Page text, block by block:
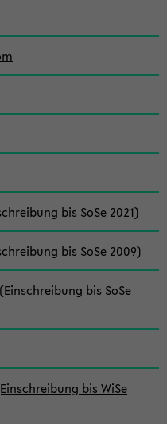
bis SoSe 2021)
bis SoSe 2009)
bis SoSe
bis WiSe